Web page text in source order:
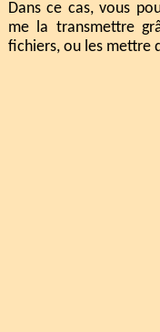
Dans ce cas, vous
me la transmettre
fichiers, ou les mettre